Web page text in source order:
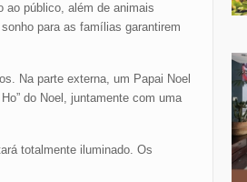
ao público, além de animais
para as famílias garantirem
Na parte externa, um Papai Noel
do Noel, juntamente com uma
totalmente iluminado. Os